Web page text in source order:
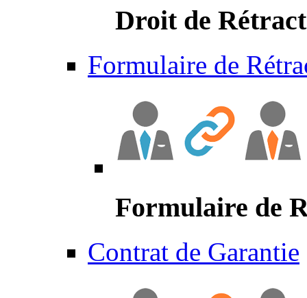
Droit de
Formulaire de
Formulaire de
Contrat de Garantie